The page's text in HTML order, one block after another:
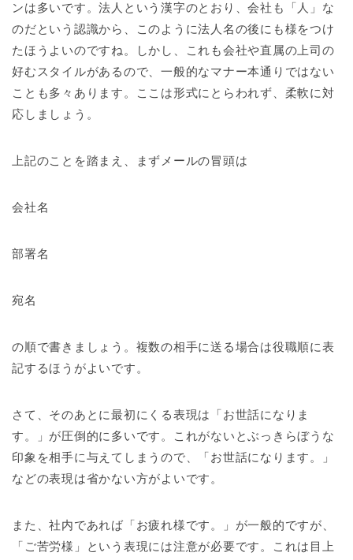
ンは多いです。法人という漢字のとおり、会社も「人」な
のだという認識から、このように法人名の後にも様をつけ
たほうよいのですね。しかし、これも会社や直属の上司の
好むスタイルがあるので、一般的なマナー本通りではない
ことも多々あります。ここは形式にとらわれず、柔軟に対
応しましょう。
上記のことを踏まえ、まずメールの冒頭は
会社名
部署名
宛名
の順で書きましょう。複数の相手に送る場合は役職順に表
記するほうがよいです。
さて、そのあとに最初にくる表現は「お世話になりま
す。」が圧倒的に多いです。これがないとぶっきらぼうな
印象を相手に与えてしまうので、「お世話になります。」
などの表現は省かない方がよいです。
また、社内であれば「お疲れ様です。」が一般的ですが、
「ご苦労様」という表現には注意が必要です。これは目上